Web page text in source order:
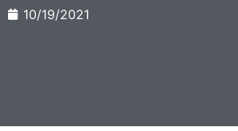
10/19/2021